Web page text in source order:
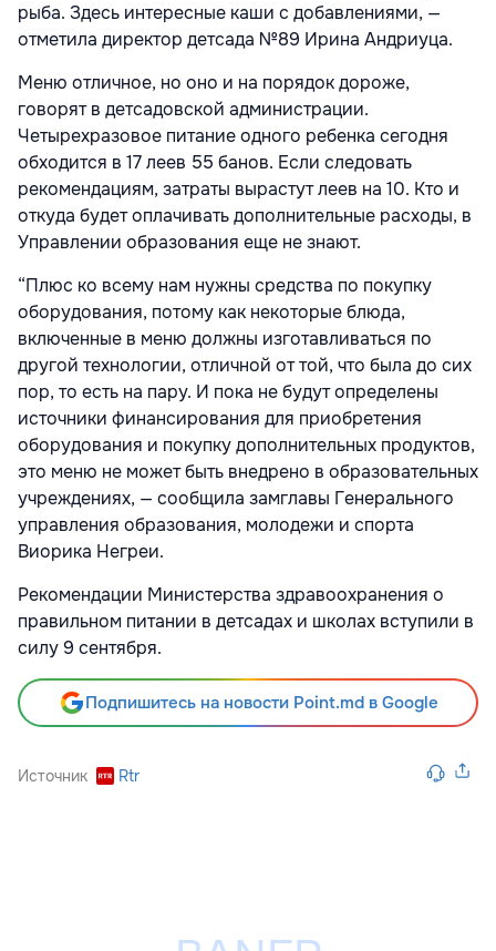
рыба. Здесь интересные каши с добавлениями, —
отметила директор детсада №89 Ирина Андриуца.
Меню отличное, но оно и на порядок дороже,
говорят в детсадовской администрации.
Четырехразовое питание одного ребенка сегодня
обходится в 17 леев 55 банов. Если следовать
рекомендациям, затраты вырастут леев на 10. Кто и
откуда будет оплачивать дополнительные расходы, в
Управлении образования еще не знают.
“Плюс ко всему нам нужны средства по покупку
оборудования, потому как некоторые блюда,
включенные в меню должны изготавливаться по
другой технологии, отличной от той, что была до сих
пор, то есть на пару. И пока не будут определены
источники финансирования для приобретения
оборудования и покупку дополнительных продуктов,
это меню не может быть внедрено в образовательных
учреждениях, — сообщила замглавы Генерального
управления образования, молодежи и спорта
Виорика Негреи.
Рекомендации Министерства здравоохранения о
правильном питании в детсадах и школах вступили в
силу 9 сентября.
Подпишитесь на новости Point.md в Google
Источник Rtr